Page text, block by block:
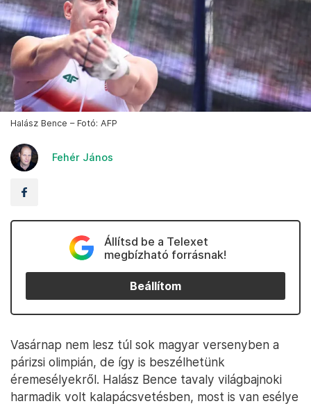
Halász Bence – Fotó: AFP
Fehér János
Állítsd be a Telexet
megbízható forrásnak!
Beállítom
Vasárnap nem lesz túl sok magyar versenyben a
párizsi olimpián, de így is beszélhetünk
éremesélyekről. Halász Bence tavaly világbajnoki
harmadik volt kalapácsvetésben, most is van esélye